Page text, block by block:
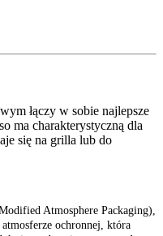
łączy w sobie najlepsze
ma charakterystyczną dla
się na grilla lub do
Atmosphere Packaging),
ochronnej, która